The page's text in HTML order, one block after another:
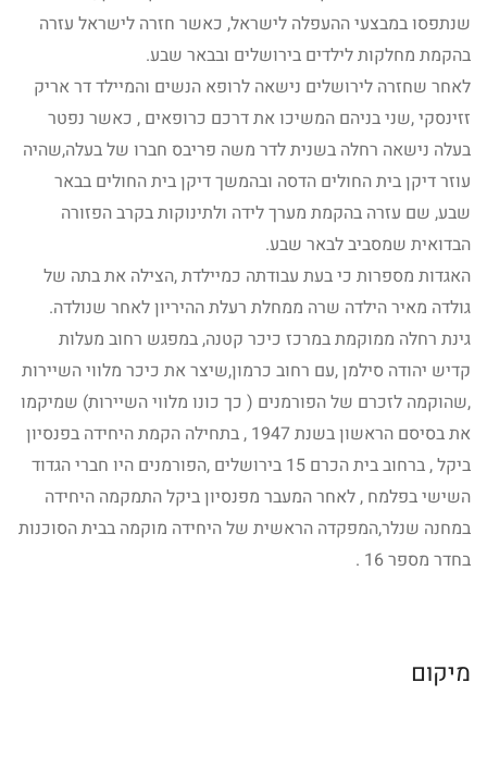
שנתפסו במבצעי ההעפלה לישראל, כאשר חזרה לישראל עזרה
בהקמת מחלקות לילדים בירושלים ובבאר שבע.
לאחר שחזרה לירושלים נישאה לרופא הנשים והמיילד דר אריק
זזינסקי ,שני בניהם המשיכו את דרכם כרופאים , כאשר נפטר
בעלה נישאה רחלה בשנית לדר משה פריבס חברו של בעלה,שהיה
עוזר דיקן בית החולים הדסה ובהמשך דיקן בית החולים בבאר
שבע, שם עזרה בהקמת מערך לידה ולתינוקות בקרב הפזורה
הבדואית שמסביב לבאר שבע.
האגדות מספרות כי בעת עבודתה כמיילדת ,הצילה את בתה של
גולדה מאיר הילדה שרה ממחלת רעלת ההיריון לאחר שנולדה.
גינת רחלה ממוקמת במרכז כיכר קטנה, במפגש רחוב מעלות
קדיש יהודה סילמן ,עם רחוב כרמון,שיצר את כיכר מלווי השיירות
,שהוקמה לזכרם של הפורמנים ( כך כונו מלווי השיירות) שמיקמו
את בסיסם הראשון בשנת 1947 , בתחילה הקמת היחידה בפנסיון
ביקל , ברחוב בית הכרם 15 בירושלים ,הפורמנים היו חברי הגדוד
השישי בפלמח , לאחר המעבר מפנסיון ביקל התמקמה היחידה
במחנה שנלר,המפקדה הראשית של היחידה מוקמה בבית הסוכנות
בחדר מספר 16 .
מיקום